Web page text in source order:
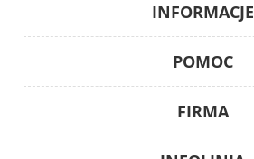
INFORMACJE
POMOC
FIRMA